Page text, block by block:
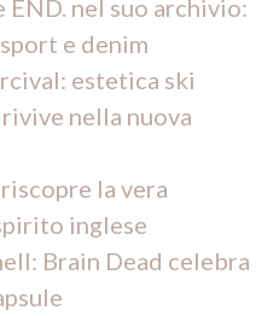
END. nel suo archivio:
e denim
estetica ski
nella nuova
la vera
inglese
Brain Dead celebra